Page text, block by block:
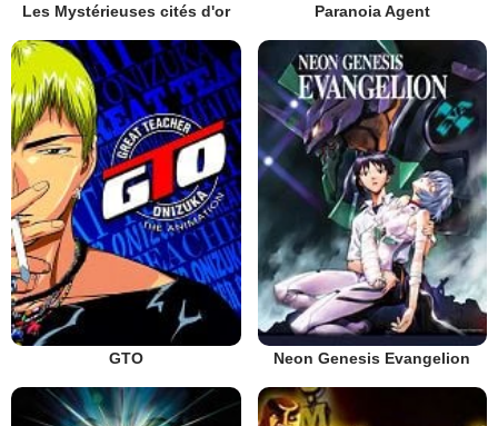
Les Mystérieuses cités d'or Paranoia Agent
GTO Neon Genesis Evangelion